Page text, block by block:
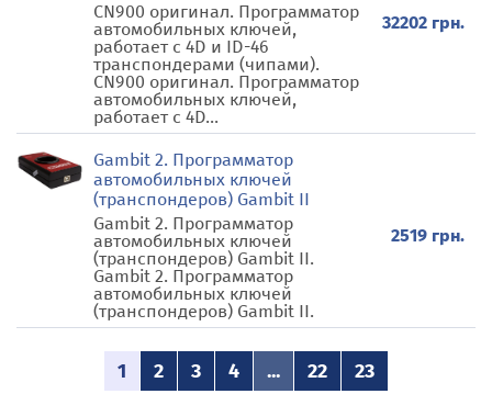
CN900 оригинал. Программатор
автомобильных ключей,
работает с 4D и ID-46
транспондерами (чипами).
CN900 оригинал. Программатор
автомобильных ключей,
работает с 4D...
32202 грн.
Gambit 2. Программатор
автомобильных ключей
(транспондеров) Gambit II
Gambit 2. Программатор
автомобильных ключей
(транспондеров) Gambit II.
Gambit 2. Программатор
автомобильных ключей
(транспондеров) Gambit II.
2519 грн.
1 2 3 4 ... 22 23